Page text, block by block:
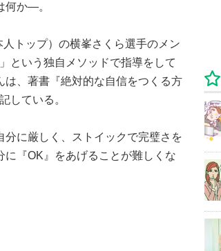
何か—。
トップ）の横峯さくら選手のメン
という独自メソッドで指導をして
、著書『絶対的な自信をつくる方
している。
分に厳しく、ストイックで完璧さを
『OK』をあげることが難しくな